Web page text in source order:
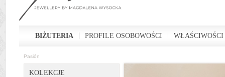
BIŻUTERIA PROFILE OSOBOWOŚCI
Pasión
KOLEKCJE